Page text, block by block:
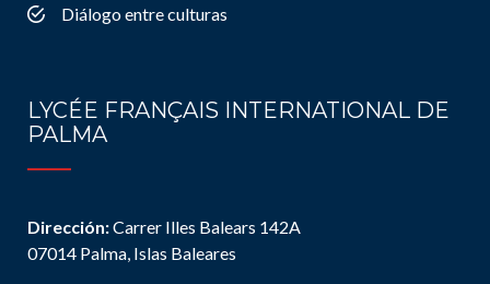
Diálogo entre culturas
LYCÉE FRANÇAIS INTERNATIONAL DE
PALMA
Dirección:Carrer Illes Balears 142A
07014 Palma, Islas Baleares